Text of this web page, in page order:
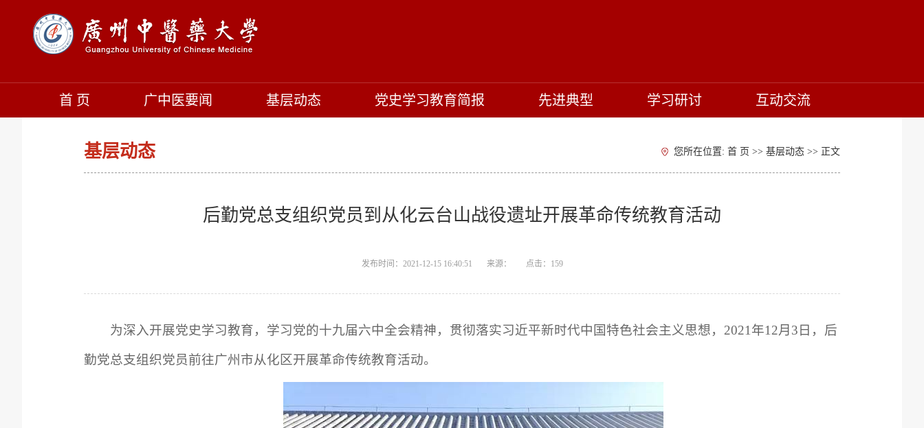
首 页 广中医要闻 基层动态 党史学习教育简报 先进典型 学习研讨 互动交流
基层动态 您所在位置: 首 页 >> 基层动态 >> 正文
后勤党总支组织党员到从化云台山战役遗址开展革命传统教育活动
发布时间：2021-12-15 16:40:51 来源： 点击： 159
为深入开展党史学习教育，学习党的十九届六中全会精神，贯彻落实习近平新时代中国特色社会主义思想，2021年12月3日，后
勤党总支组织党员前往广州市从化区开展革命传统教育活动。